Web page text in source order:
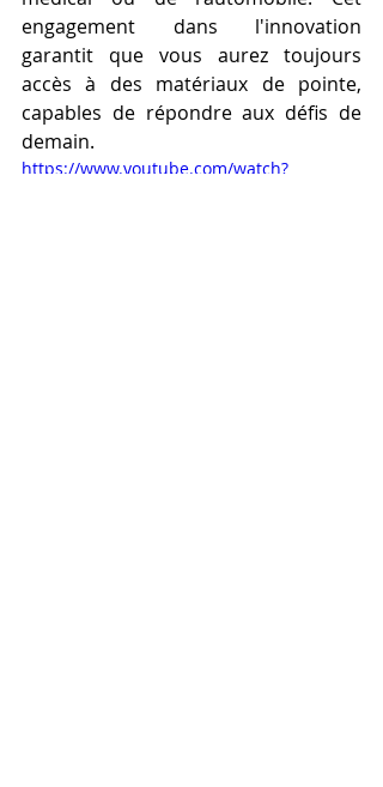
engagement dans l'innovation
garantit que vous aurez toujours
accès à des matériaux de pointe,
capables de répondre aux défis de
demain.
https://www.youtube.com/watch?